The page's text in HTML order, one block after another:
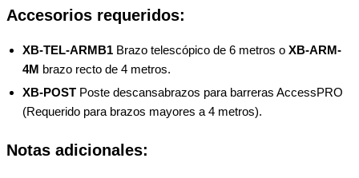
Accesorios requeridos:
XB-TEL-ARMB1 Brazo telescópico de 6 metros o XB-ARM-
4M brazo recto de 4 metros.
XB-POST Poste descansabrazos para barreras AccessPRO
(Requerido para brazos mayores a 4 metros).
Notas adicionales: